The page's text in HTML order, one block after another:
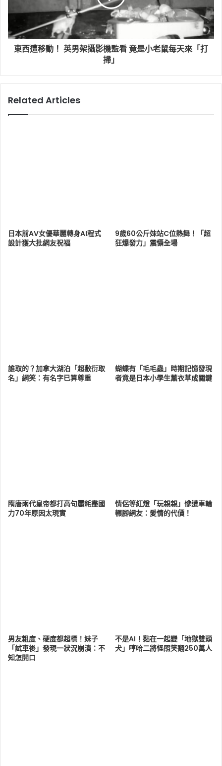
東西遭移動！ 英男架攝影機監看 竟是小老鼠每天來「打
掃」
Related Articles
日本前AV女優華麗轉身AI程式
設計獲大批網友祝福
9歲60公斤妹站C位熱舞！「超
狂爆發力」震懾全場
誰取的？加拿大湖泊「超敷衍取
名」網笑：有名字已算尊重
蝴蝶有「毛毛蟲」時期記憶發現
者竟是日本小學生薰衣草成關鍵
隋唐兩代皇帝都打高句麗耗盡國
力70年原因太現實
情侶等紅燈「玩親親」慘遭車輪
輾腳網友：愛情的代價！
男友粗度、硬度都超標！妹子
「試車後」發現一狀況崩潰：不
知怎開口
不是AI！黏在一起變「地獄雙頭
犬」哼哈二將怪照笑翻250萬人